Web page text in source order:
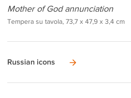
Mother of God annunciation
Tempera su tavola, 73,7 x 47,9 x 3,4 cm
Russian icons